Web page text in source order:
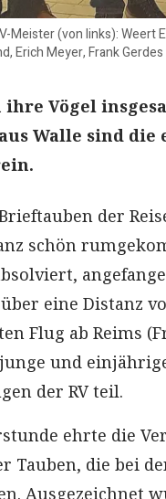
Meister (von links):
Erich Meyer, Frank
Vögel
Walle sind
der
schön
eine Distanz
Flug ab Reims
und
der RV teil.
ehrte die
Tauben, die bei
Ausgezeichnet